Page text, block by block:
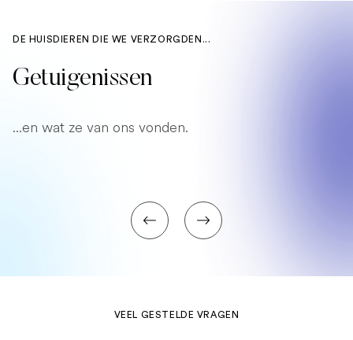
DE HUISDIEREN DIE WE VERZORGDEN...
Getuigenissen
...en wat ze van ons vonden.
VEEL GESTELDE VRAGEN